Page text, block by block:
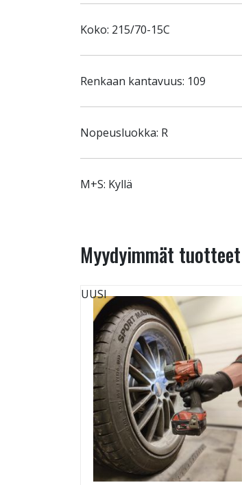
Koko: 215/70-15C
Renkaan kantavuus: 109
Nopeusluokka: R
M+S: Kyllä
Myydyimmät tuotteet
UUSI